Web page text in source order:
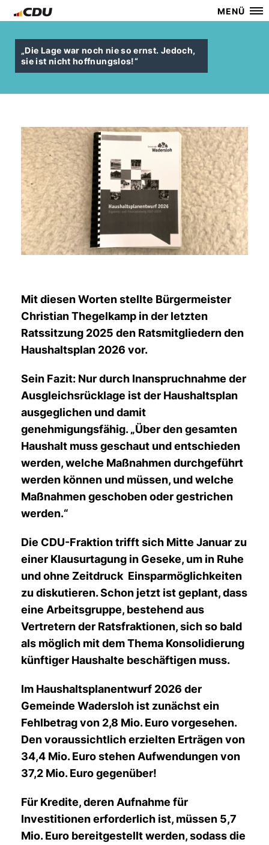
MENÜ
Die Lage war noch nie so ernst. Jedoch,
sie ist nicht hoffnungslos!“
Mit diesen Worten stellte Bürgermeister
Christian Thegelkamp in der letzten
Ratssitzung 2025 den Ratsmitgliedern den
Haushaltsplan 2026 vor.
Sein Fazit: Nur durch Inanspruchnahme der
Ausgleichsrücklage ist der Haushaltsplan
ausgeglichen und damit
genehmigungsfähig. „Über den gesamten
Haushalt muss geschaut und entschieden
werden, welche Maßnahmen durchgeführt
werden können und müssen, und welche
Maßnahmen geschoben oder gestrichen
werden.“
Die CDU-Fraktion trifft sich Mitte Januar zu
einer Klausurtagung in Geseke, um in Ruhe
und ohne Zeitdruck Einsparmöglichkeiten
zu diskutieren. Schon jetzt ist geplant, dass
eine Arbeitsgruppe, bestehend aus
Vertretern der Ratsfraktionen, sich so bald
als möglich mit dem Thema Konsolidierung
künftiger Haushalte beschäftigen muss.
Im Haushaltsplanentwurf 2026 der
Gemeinde Wadersloh ist zunächst ein
Fehlbetrag von 2,8 Mio. Euro vorgesehen.
Den voraussichtlich erzielten Erträgen von
34,4 Mio. Euro stehen Aufwendungen von
37,2 Mio. Euro gegenüber!
Für Kredite, deren Aufnahme für
Investitionen erforderlich ist, müssen 5,7
Mio. Euro bereitgestellt werden, sodass die